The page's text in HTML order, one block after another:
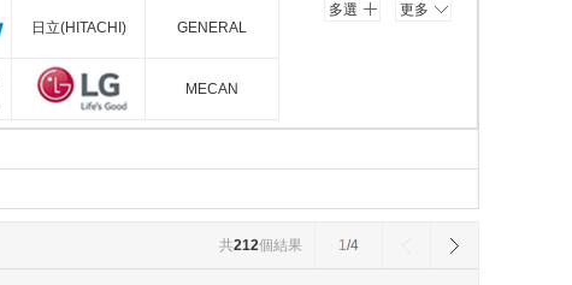
大金(DAIKIN)
日立(HITACHI) GENERAL
MECAN
多選 更多
1/4
共212個結果